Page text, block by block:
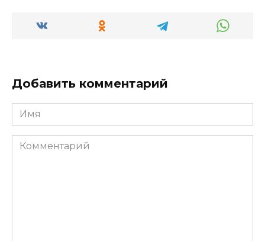
Добавить комментарий
Имя
Комментарий